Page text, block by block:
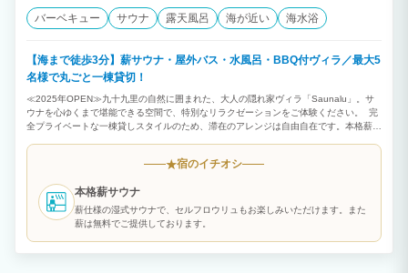
バーベキュー サウナ 露天風呂 海が近い 海水浴
【海まで徒歩3分】薪サウナ・屋外バス・水風呂・BBQ付ヴィラ／最大5
名様で丸ごと一棟貸切！
≪2025年OPEN≫九十九里の自然に囲まれた、大人の隠れ家ヴィラ「Saunalu」。サ
ウナを心ゆくまで堪能できる空間で、特別なリラクゼーションをご体験ください。 完
全プライベートな一棟貸しスタイルのため、滞在のアレンジは自由自在です。本格薪サ
揃う空間で、大切な仲間やご家族と、記憶に残る時間をお過ごしください。 【施設の
備：薪仕様の湿式サウナ。セルフロウリュもお楽しみいただけます。 ■屋外バス・水風
呂完備：水風呂とお湯の両方を楽しめます。サウナ後の温冷交代浴に。 ■設備充実：コ
ンロ、キッチン用品、洗濯機、冷蔵庫、製氷機、ウォーターサーバーなど完備 ■BBQ
利用可能：BBQグリル有り ※炭はご持参ください ■非対面セルフチェックイン：暗証
★宿のイチオシ
本格薪サウナ
薪仕様の湿式サウナで、セルフロウリュもお楽しみいただけます。また
薪は無料でご提供しております。